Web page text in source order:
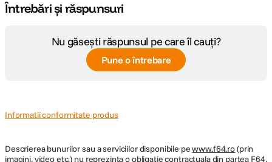
Întrebări și răspunsuri
Nu găsești răspunsul pe care îl cauți?
Pune o întrebare
Informatii conformitate produs
Descrierea bunurilor sau a serviciilor disponibile pewww.f64.ro(prin
imagini, video etc.) nu reprezinta o obligatie contractuala din partea F64,